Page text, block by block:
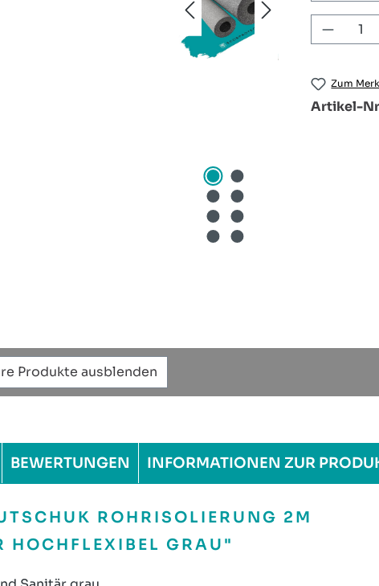
Zum
Artikel-
Produkte ausblenden
BEWERTUNGEN INFORMATIONEN ZUR
ROHRISOLIERUNG 2M
HOCHFLEXIBEL GRAU"